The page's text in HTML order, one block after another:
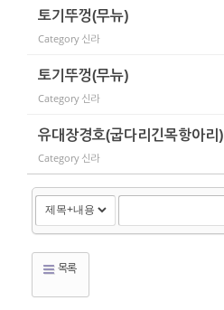
토기뚜껑(무뉴)
Category 신라
토기뚜껑(무뉴)
Category 신라
유대장경호(굽다리긴목항아리)
Category 신라
목록